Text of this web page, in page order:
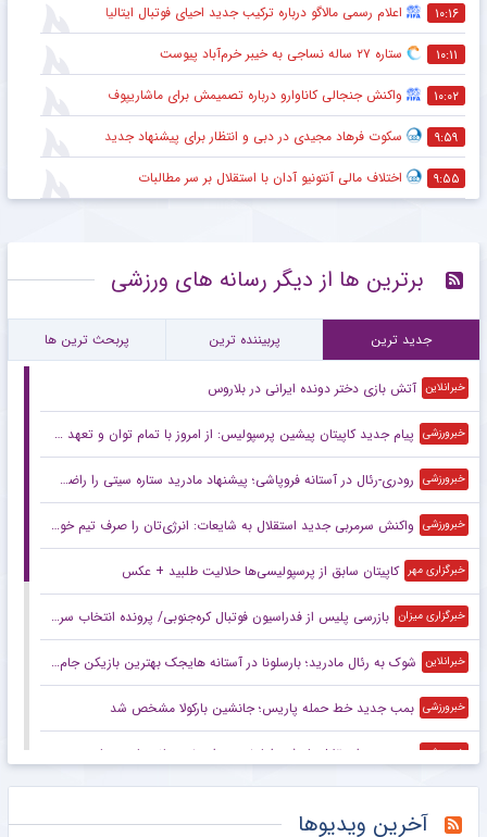
۱۰:۱۶ اعلام رسمی مالاگو درباره ترکیب جدید احیای فوتبال ایتالیا
۱۰:۱۱ ستاره ۲۷ ساله نساجی به خیبر خرم‌آباد پیوست
۱۰:۰۲ واکنش جنجالی کاناوارو درباره تصمیمش برای ماشاریپوف
۹:۵۹ سکوت فرهاد مجیدی در دبی و انتظار برای پیشنهاد جدید
۹:۵۵ اختلاف مالی آنتونیو آدان با استقلال بر سر مطالبات
برترین ها از دیگر رسانه های ورزشی
جدید ترین پربیننده ترین پربحث ترین ها
خبرانلاین آتش بازی دختر دونده ایرانی در بلاروس
خبرورزشی پیام جدید کاپیتان پیشین پرسپولیس: از امروز با تمام توان و تعهد در کنار مهدی رحمتی عزیز هستم +عکس
خبرورزشی رودری-رئال در آستانه فروپاشی؛ پیشنهاد مادرید ستاره سیتی را راضی نکرد
خبرورزشی واکنش سرمربی جدید استقلال به شایعات: انرژی‌تان را صرف تیم خودتان کنید! +عکس
خبرگزاری مهر کاپیتان سابق از پرسپولیسی‌ها حلالیت طلبید + عکس
خبرگزاری میزان بازرسی پلیس از فدراسیون فوتبال کره‌جنوبی/ پرونده انتخاب سرمربی سابق وارد مرحله قضایی شد!
خبرانلاین شوک به رئال مادرید؛ بارسلونا در آستانه هایجک بهترین بازیکن جام جهانی!
خبرورزشی بمب جدید خط حمله پاریس؛ جانشین بارکولا مشخص شد
خبرورزشی سه پنجره استقلال باز شد؛ اما خرید برای خوزستانی‌ها همچنان ممنوع
آخرین ویدیوها